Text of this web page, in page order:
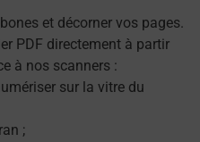
et décorner vos pages.
PDF directement à partir
à nos scanners :
sur la vitre du
;